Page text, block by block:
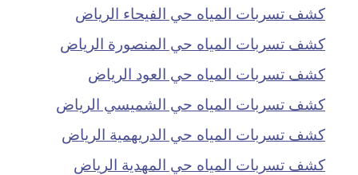
كشف تسربات المياه حي الفيحاء الرياض
كشف تسربات المياه حي المنصورة الرياض
كشف تسربات المياه حي العود الرياض
كشف تسربات المياه حي الشميسي الرياض
كشف تسربات المياه حي الدريهمية الرياض
كشف تسربات المياه حي المهدية الرياض